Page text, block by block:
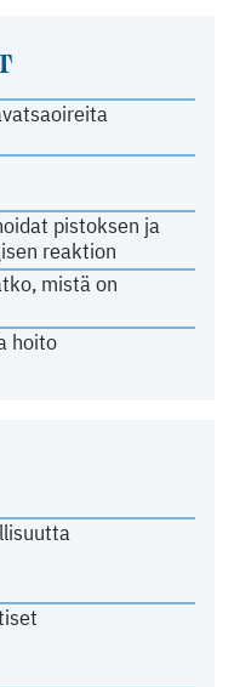
pistoksen ja
reaktion
mistä on
hoito